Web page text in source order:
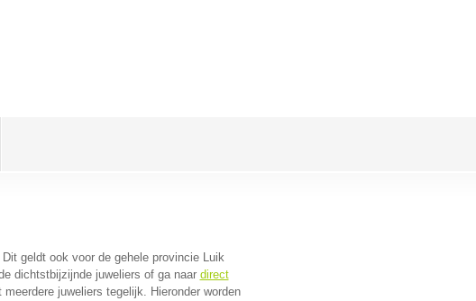
geldt ook voor de gehele provincie Luik
dichtstbijzijnde juweliers of ga naar direct
juweliers tegelijk. Hieronder worden